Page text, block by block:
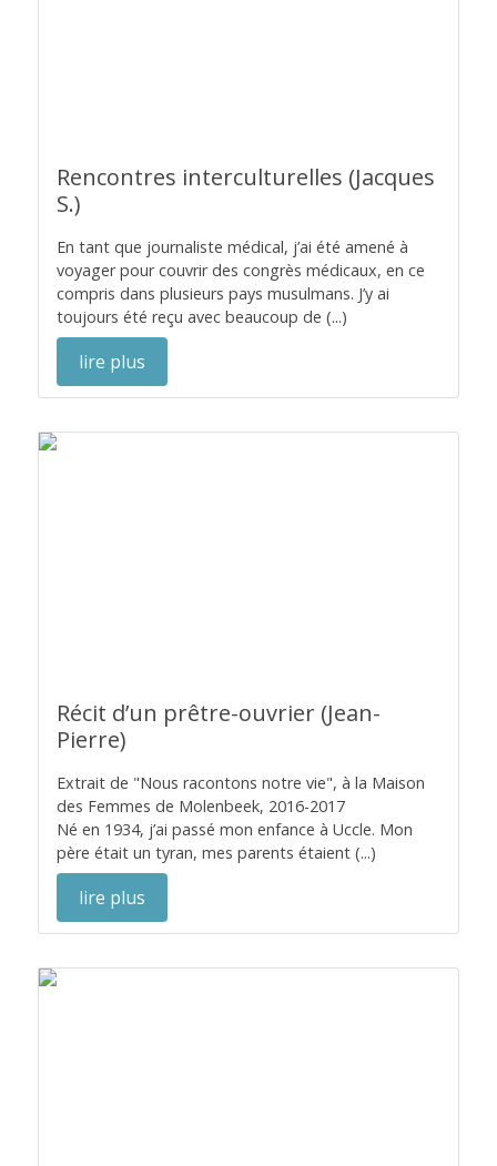
Rencontres interculturelles (Jacques
S.)
En tant que journaliste médical, j’ai été amené à
voyager pour couvrir des congrès médicaux, en ce
compris dans plusieurs pays musulmans. J’y ai
toujours été reçu avec beaucoup de (...)
lire plus
Récit d’un prêtre-ouvrier (Jean-
Pierre)
Extrait de "Nous racontons notre vie", à la Maison
des Femmes de Molenbeek, 2016-2017
Né en 1934, j’ai passé mon enfance à Uccle. Mon
père était un tyran, mes parents étaient (...)
lire plus